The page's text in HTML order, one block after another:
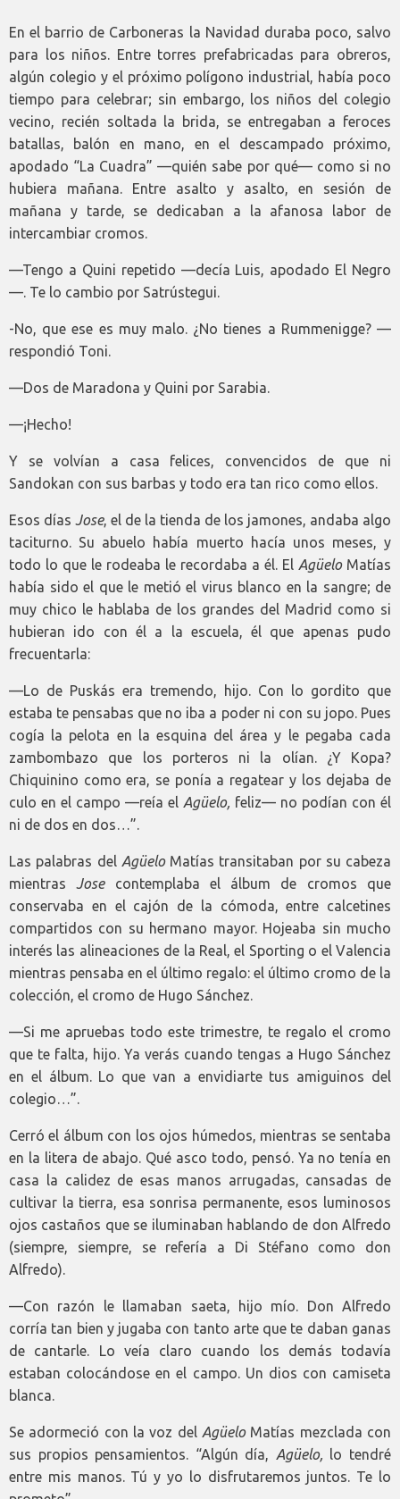
En el barrio de Carboneras la Navidad duraba poco, salvo
para los niños. Entre torres prefabricadas para obreros,
algún colegio y el próximo polígono industrial, había poco
tiempo para celebrar; sin embargo, los niños del colegio
vecino, recién soltada la brida, se entregaban a feroces
batallas, balón en mano, en el descampado próximo,
apodado “La Cuadra” —quién sabe por qué— como si no
hubiera mañana. Entre asalto y asalto, en sesión de
mañana y tarde, se dedicaban a la afanosa labor de
intercambiar cromos.
—Tengo a Quini repetido —decía Luis, apodado El Negro
—. Te lo cambio por Satrústegui.
-No, que ese es muy malo. ¿No tienes a Rummenigge? —
respondió Toni.
—Dos de Maradona y Quini por Sarabia.
—¡Hecho!
Y se volvían a casa felices, convencidos de que ni
Sandokan con sus barbas y todo era tan rico como ellos.
Esos días Jose, el de la tienda de los jamones, andaba algo
taciturno. Su abuelo había muerto hacía unos meses, y
todo lo que le rodeaba le recordaba a él. El AgüeloMatías
había sido el que le metió el virus blanco en la sangre; de
muy chico le hablaba de los grandes del Madrid como si
hubieran ido con él a la escuela, él que apenas pudo
frecuentarla:
—Lo de Puskás era tremendo, hijo. Con lo gordito que
estaba te pensabas que no iba a poder ni con su jopo. Pues
cogía la pelota en la esquina del área y le pegaba cada
zambombazo que los porteros ni la olían. ¿Y Kopa?
Chiquinino como era, se ponía a regatear y los dejaba de
culo en el campo —reía el Agüelo, feliz— no podían con él
ni de dos en dos…”.
Las palabras del AgüeloMatías transitaban por su cabeza
mientrasJosecontemplaba el álbum de cromos que
conservaba en el cajón de la cómoda, entre calcetines
compartidos con su hermano mayor. Hojeaba sin mucho
interés las alineaciones de la Real, el Sporting o el Valencia
mientras pensaba en el último regalo: el último cromo de la
colección, el cromo de Hugo Sánchez.
—Si me apruebas todo este trimestre, te regalo el cromo
que te falta, hijo. Ya verás cuando tengas a Hugo Sánchez
en el álbum. Lo que van a envidiarte tus amiguinos del
colegio…”.
Cerró el álbum con los ojos húmedos, mientras se sentaba
en la litera de abajo. Qué asco todo, pensó. Ya no tenía en
casa la calidez de esas manos arrugadas, cansadas de
cultivar la tierra, esa sonrisa permanente, esos luminosos
ojos castaños que se iluminaban hablando de don Alfredo
(siempre, siempre, se refería a Di Stéfano como don
Alfredo).
—Con razón le llamaban saeta, hijo mío. Don Alfredo
corría tan bien y jugaba con tanto arte que te daban ganas
de cantarle. Lo veía claro cuando los demás todavía
estaban colocándose en el campo. Un dios con camiseta
blanca.
Se adormeció con la voz del AgüeloMatías mezclada con
sus propios pensamientos. “Algún día, Agüelo, lo tendré
entre mis manos. Tú y yo lo disfrutaremos juntos. Te lo